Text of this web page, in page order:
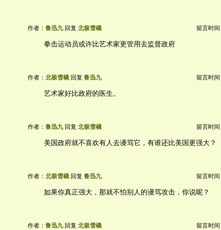
作者： 鲁迅九回复 北极雪橇 留言时间
拳击运动员或许比艺术家更管用去监督政府
作者： 北极雪橇 回复 鲁迅九 留言时间
艺术家好比政府的医生。
作者： 鲁迅九回复 北极雪橇 留言时间
美国政府就不喜欢有人去谩骂它，有谁还比美国更强大？
作者： 北极雪橇 回复 鲁迅九 留言时间
如果你真正强大，那就不怕别人的谩骂攻击，你说呢？
作者： 鲁迅九回复 北极雪橇 留言时间